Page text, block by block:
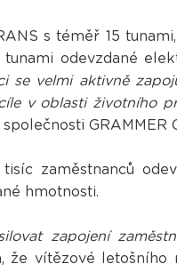
s téměř 15
odevzdané
se velmi aktivně
v oblasti životního
společnosti GRAMMER
zaměstnanců
hmotnosti.
zapojení
že vítězové letošního